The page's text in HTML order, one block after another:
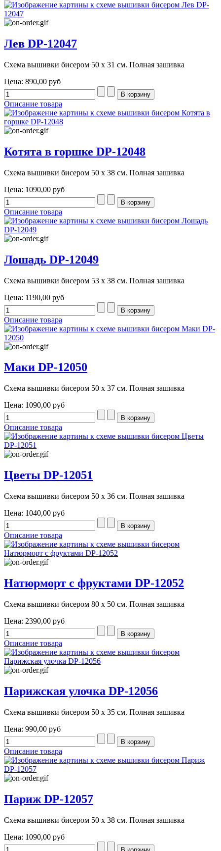
Лев DP-12047
Схема вышивки бисером 50 х 31 см. Полная зашивка
Цена: 890,00 руб
Описание товара
Котята в горшке DP-12048
Схема вышивки бисером 50 х 38 см. Полная зашивка
Цена: 1090,00 руб
Описание товара
Лошадь DP-12049
Схема вышивки бисером 53 х 38 см. Полная зашивка
Цена: 1190,00 руб
Описание товара
Маки DP-12050
Схема вышивки бисером 50 х 37 см. Полная зашивка
Цена: 1090,00 руб
Описание товара
Цветы DP-12051
Схема вышивки бисером 50 х 36 см. Полная зашивка
Цена: 1040,00 руб
Описание товара
Натюрморт с фруктами DP-12052
Схема вышивки бисером 80 х 50 см. Полная зашивка
Цена: 2390,00 руб
Описание товара
Парижская улочка DP-12056
Схема вышивки бисером 50 х 35 см. Полная зашивка
Цена: 990,00 руб
Описание товара
Париж DP-12057
Схема вышивки бисером 50 х 38 см. Полная зашивка
Цена: 1090,00 руб